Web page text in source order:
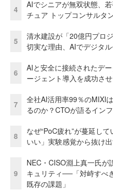
4
AIでシニアが無双状態、
チュア トップコンサルタ
5
清水建設が「20億円プロ
切実な理由、AIでデジタ
6
AIと安全に接続されたデ
ージェント導入を成功さ
7
全社AI活用率99％のMIXI
るのか？CTOが語るイン
8
なぜ“PoC疲れ”が蔓延し
いい」実験感覚から抜け
9
NEC・CISO淵上真一氏が
キュリティ──「対峙すべ
既存の課題」